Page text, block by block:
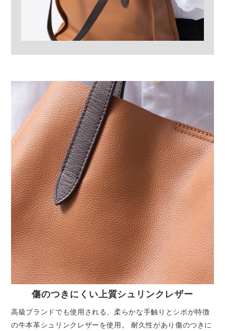
傷のつきにくい上質シュリンクレザー
高級ブランドでも使用される、柔らかな手触りとシボが特徴
の牛本革シュリンクレザーを使用。 耐久性があり傷のつきに